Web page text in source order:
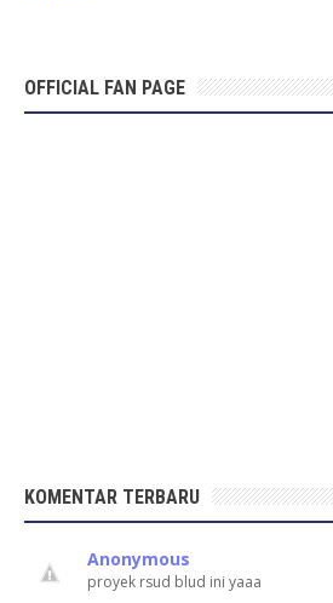
OFFICIAL FAN PAGE
KOMENTAR TERBARU
Anonymous
proyek rsud blud ini yaaa